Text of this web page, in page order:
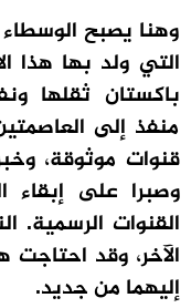
وهنا يصبح
التي ولد بها هذا
باكستان ثقلها
منفذ إلى
قنوات موثوقة،
وصبرا على إبقاء
القنوات الرسمية.
الآخر، وقد احتاجت
إليهما من جديد.